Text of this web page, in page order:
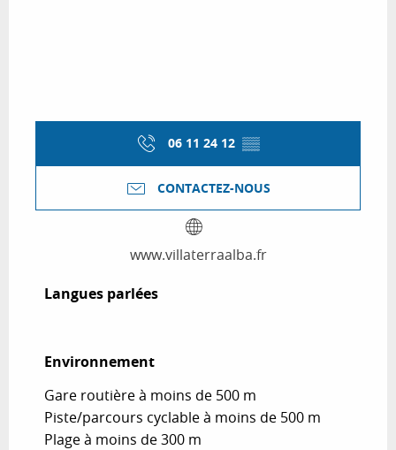
06 11 24 12 ▒▒
CONTACTEZ-NOUS
www.villaterraalba.fr
Langues parlées
Langues parlées
Environnement
Environnement
Gare routière à moins de 500 m
Piste/parcours cyclable à moins de 500 m
Plage à moins de 300 m